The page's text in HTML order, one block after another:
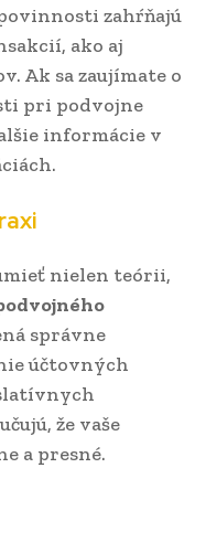
zahŕňajú
ako aj
Ak sa zaujímate o
pri podvojne
informácie v
nielen teórii,
správne
účtovných
že vaše
a presné.